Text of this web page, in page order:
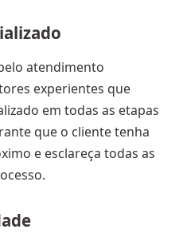
atendimento
experientes que
em todas as etapas
que o cliente tenha
e esclareça todas as